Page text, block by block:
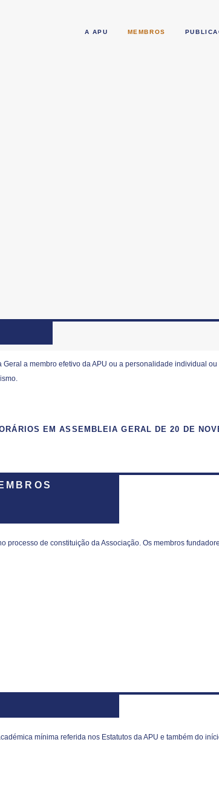
A APU MEMBROS
a membro efetivo da APU ou a personalidade individual
EM ASSEMBLEIA GERAL DE 20 DE
processo de constituição da Associação. Os membros
mínima referida nos Estatutos da APU e também do